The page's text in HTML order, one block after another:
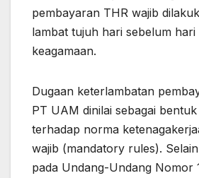
pembayaran THR wajib
lambat tujuh hari sebelum hari
keagamaan.
Dugaan keterlambatan
PT UAM dinilai sebagai
terhadap norma
wajib (mandatory rules).
pada Undang-Undang Nomor